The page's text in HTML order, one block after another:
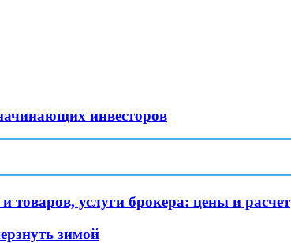
инвесторов
товаров, услуги брокера: цены и расчет
зимой